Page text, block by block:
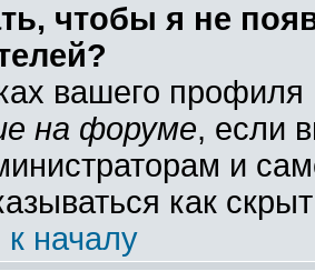
чтобы я не
вашего
на форуме, если
и
как
к началу